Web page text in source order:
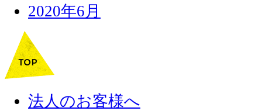
2020年6月
法人のお客様へ